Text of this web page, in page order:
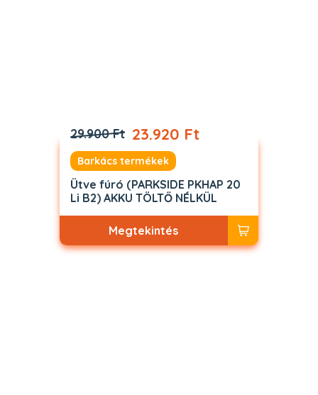
29.900 Ft 23.920 Ft
Barkács termékek
Ütve fúró (PARKSIDE PKHAP 20
Li B2) AKKU TÖLTŐ NÉLKÜL
Megtekintés